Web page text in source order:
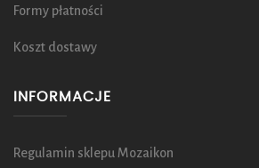
Formy płatności
Koszt dostawy
INFORMACJE
Regulamin sklepu Mozaikon